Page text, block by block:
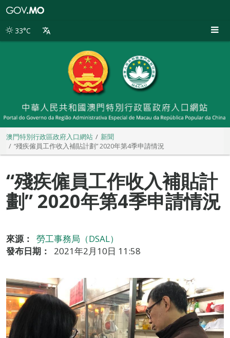
別
33°C
澳門特別行政區政府入口網站
新聞
“殘疾僱員工作收入補貼計劃” 2020年第4季申請情況
“殘疾僱員工作收入補貼計
劃” 2020年第4季申請情況
來源：
勞工事務局（DSAL）
發布日期：
2021年2月10日 11:58